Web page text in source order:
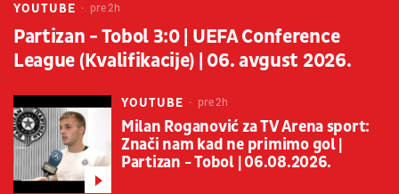
YOUTUBE pre 2h
Partizan - Tobol 3:0 | UEFA Conference
League (Kvalifikacije) | 06. avgust 2026.
YOUTUBE pre 2h
Milan Roganović za TV Arena sport:
Znači nam kad ne primimo gol |
Partizan - Tobol | 06.08.2026.